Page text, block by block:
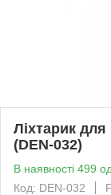
Ліхтарик
(DEN-032)
В наявності 499 од.
Код: DEN-032